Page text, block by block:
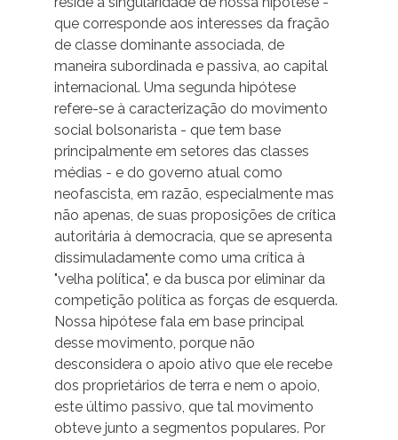
que corresponde aos interesses da fração
de classe dominante associada, de
maneira subordinada e passiva, ao capital
internacional. Uma segunda hipótese
refere-se à caracterização do movimento
social bolsonarista - que tem base
principalmente em setores das classes
médias - e do governo atual como
neofascista, em razão, especialmente mas
não apenas, de suas proposições de crítica
autoritária à democracia, que se apresenta
dissimuladamente como uma crítica à
"velha política", e da busca por eliminar da
competição política as forças de esquerda.
Nossa hipótese fala em base principal
desse movimento, porque não
desconsidera o apoio ativo que ele recebe
dos proprietários de terra e nem o apoio,
este último passivo, que tal movimento
obteve junto a segmentos populares. Por